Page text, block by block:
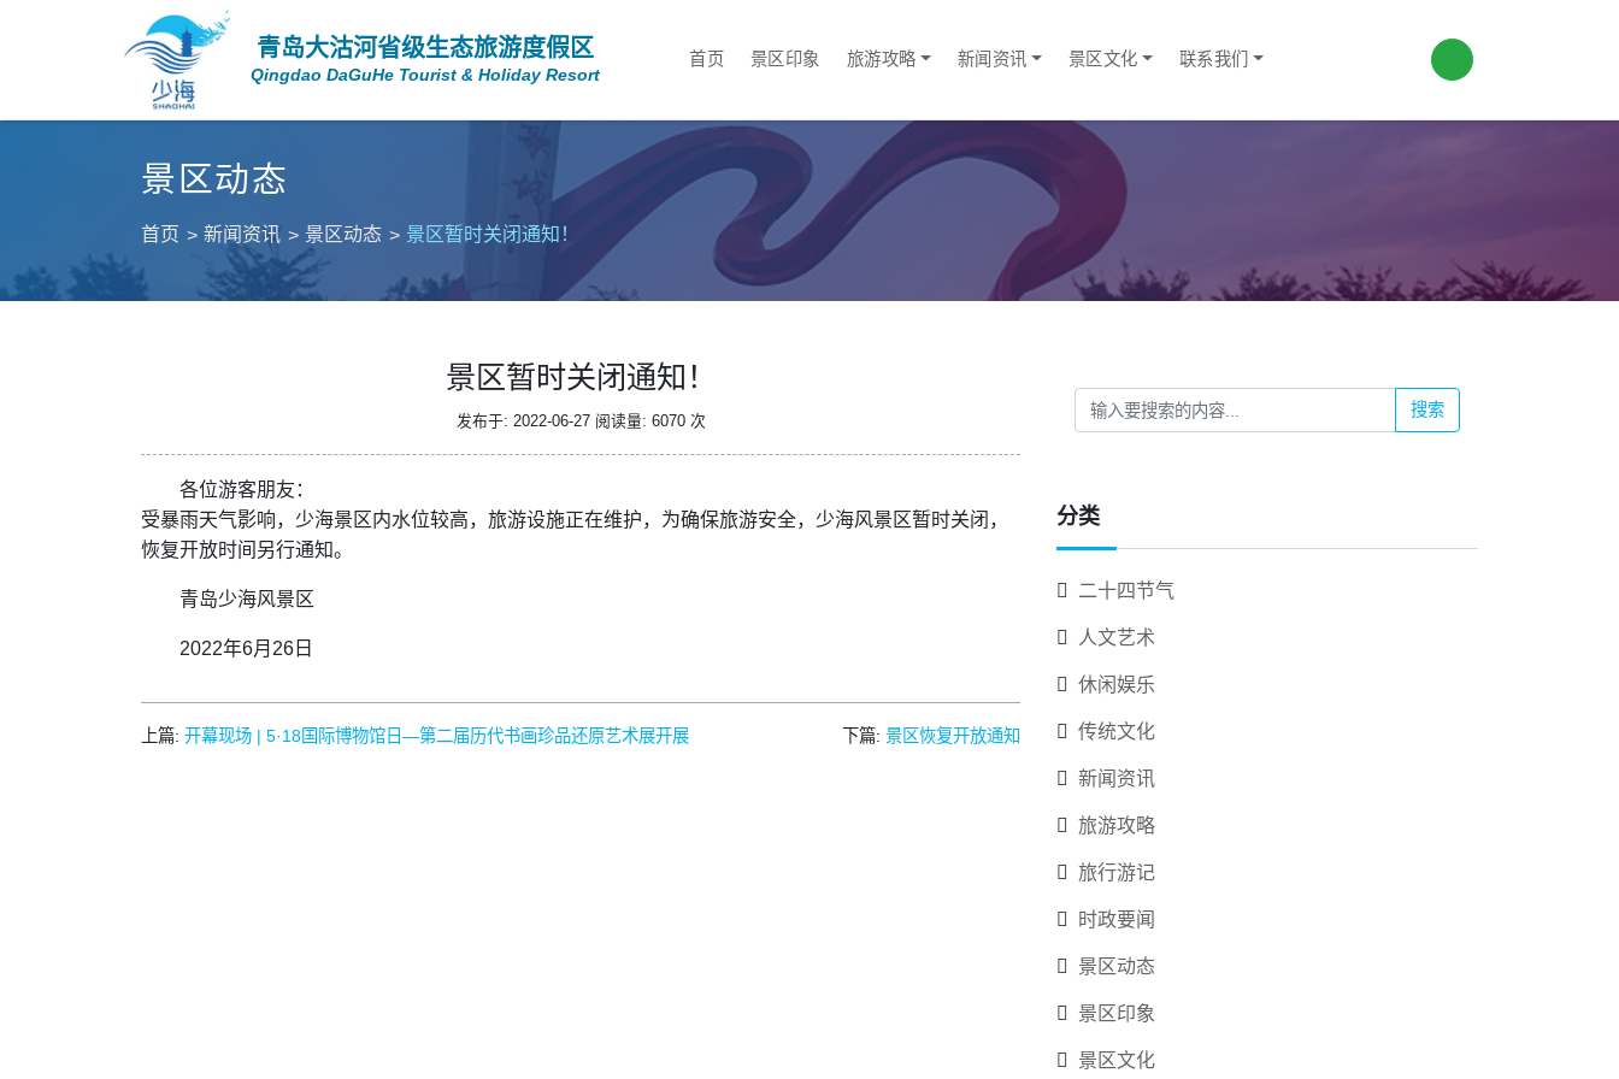
青岛大沽河省级生态旅游度假区
Qingdao DaGuHe Tourist & Holiday Resort
首页 景区印象 旅游攻略 新闻资讯 景区文化 联系我们
景区动态
首页 新闻资讯 景区动态 景区暂时关闭通知！
景区暂时关闭通知！
发布于: 2022-06-27 阅读量: 6070 次
各位游客朋友：
受暴雨天气影响，少海景区内水位较高，旅游设施正在维护，为确保旅游安全，少海风景区暂时关闭，
恢复开放时间另行通知。
青岛少海风景区
2022年6月26日
上篇: 开幕现场 | 5·18国际博物馆日—第二届历代书画珍品还原艺术展开展 下篇: 景区恢复开放通知
搜索
分类
二十四节气
人文艺术
休闲娱乐
传统文化
新闻资讯
旅游攻略
旅行游记
时政要闻
景区动态
景区印象
景区文化